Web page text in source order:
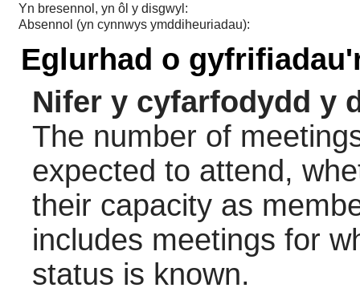
Yn bresennol, yn ôl y disgwyl:
Absennol (yn cynnwys ymddiheuriadau):
Eglurhad o
Nifer y cyfarfodydd y
The number of
expected to attend,
their capacity as
includes meetings for
status is known.